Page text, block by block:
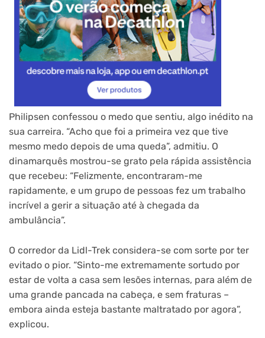
Philipsen confessou o medo que sentiu, algo inédito na
sua carreira. “Acho que foi a primeira vez que tive
mesmo medo depois de uma queda”, admitiu. O
dinamarquês mostrou-se grato pela rápida assistência
que recebeu: “Felizmente, encontraram-me
rapidamente, e um grupo de pessoas fez um trabalho
incrível a gerir a situação até à chegada da
ambulância”.
O corredor da Lidl-Trek considera-se com sorte por ter
evitado o pior. “Sinto-me extremamente sortudo por
estar de volta a casa sem lesões internas, para além de
uma grande pancada na cabeça, e sem fraturas –
embora ainda esteja bastante maltratado por agora”,
explicou.